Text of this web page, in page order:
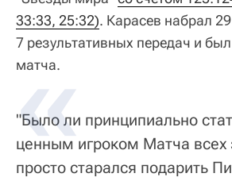
33:33, 25:32). Карасев набрал
7 результативных передач и
матча.
"Было ли принципиально
ценным игроком Матча всех
просто старался подарить